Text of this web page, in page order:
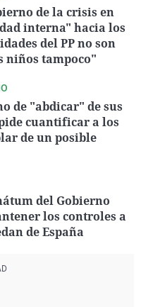
de la crisis en
interna" hacia los
del PP no son
niños tampoco"
de "abdicar" de sus
cuantificar a los
de un posible
del Gobierno
los controles a
de España